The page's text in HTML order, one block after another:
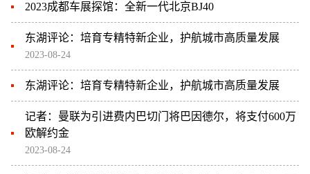
2023成都车展探馆：全新一代北京BJ40
东湖评论：培育专精特新企业，护航城市高质量发展
2023-08-24
东湖评论：培育专精特新企业，护航城市高质量发展
记者：曼联为引进费内巴切门将巴因德尔，将支付600万
欧解约金
2023-08-24